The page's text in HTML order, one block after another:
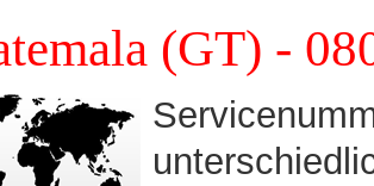
(GT) -